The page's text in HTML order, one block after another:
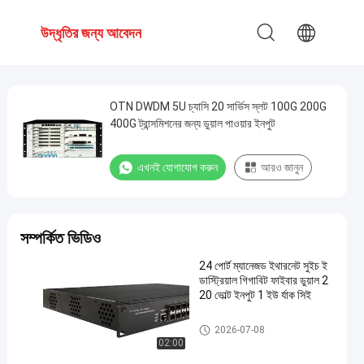
উদ্ধৃতির জন্য আবেদন
OTN DWDM 5U চ্যাসি 20 সার্ভিস স্লট 100G 200G
400G ট্রান্সমিশনের জন্য ডুয়াল পাওয়ার ইনপুট
এখনই যোগাযোগ করুন আরও জানুন
সম্পর্কিত ভিডিও
02:00
24 পোর্ট ম্যানেজড ইথারনেট সুইচ ই
ন্ডাস্ট্রিয়াল গিগাবিট ফাইবার ডুয়াল 2
20 ভোল্ট ইনপুট 1 ইউ র্যাক সিই
শিল্প পরিচালিত ইথারনেট স্যুইচ
2026-07-08